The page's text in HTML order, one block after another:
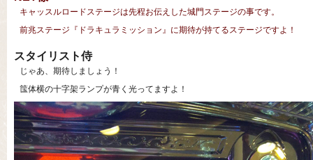
キャッスルロードステージは先程お伝えした城門ステージの事です。
前兆ステージ『ドラキュラミッション』に期待が持てるステージですよ！
スタイリスト侍
じゃあ、期待しましょう！
筺体横の十字架ランプが青く光ってますよ！